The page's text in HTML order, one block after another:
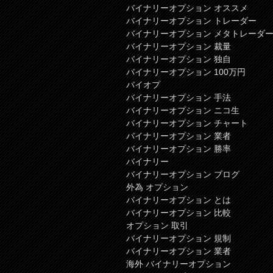
バイナリーオプション オススメ
バイナリーオプション トレーダー
バイナリーオプション メタトレーダー
バイナリーオプション 裁量
バイナリーオプション 独自
バイナリーオプション 100万円
バイオプ
バイナリーオプション 手法
バイナリーオプション ニコ生
バイナリーオプション チャート
バイナリーオプション 業者
バイナリーオプション 勝率
バイナリー
バイナリーオプション ブログ
外為 オプション
バイナリーオプション とは
バイナリーオプション 比較
オプション 取引
バイナリーオプション 規制
バイナリーオプション 業者
海外 バイナリーオプション